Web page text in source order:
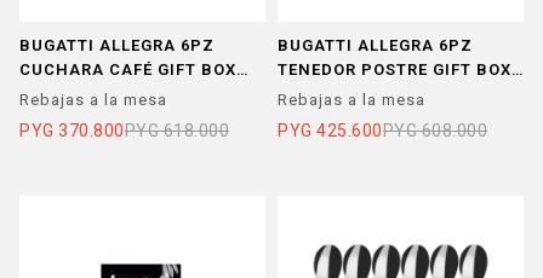
BUGATTI ALLEGRA 6PZ
CUCHARA CAFÉ GIFT BOX
AZUL
Rebajas a la mesa
PYG 370.800PYG 618.000
BUGATTI ALLEGRA 6PZ
TENEDOR POSTRE GIFT BOX
AZUL
Rebajas a la mesa
PYG 425.600PYG 608.000